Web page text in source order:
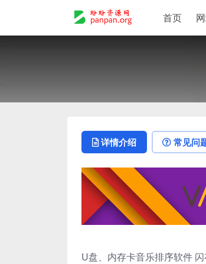
首页
详情介绍 常见问
U盘、内存卡音乐排序软件